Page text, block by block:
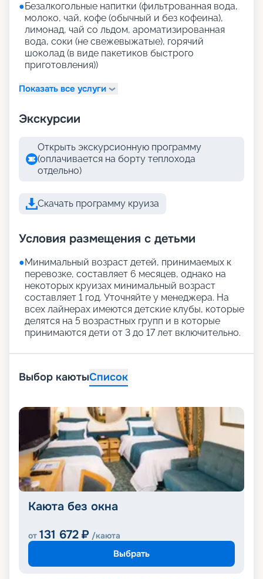
●Безалкогольные напитки (фильтрованная вода,
молоко, чай, кофе (обычный и без кофеина),
лимонад, чай со льдом, ароматизированная
вода, соки (не свежевыжатые), горячий
шоколад (в виде пакетиков быстрого
приготовления))
Показать все услуги
Экскурсии
Открыть экскурсионную программу
(оплачивается на борту теплохода
отдельно)
Скачать программу круиза
Условия размещения с детьми
●Минимальный возраст детей, принимаемых к
перевозке, составляет 6 месяцев, однако на
некоторых круизах минимальный возраст
составляет 1 год. Уточняйте у менеджера. На
всех лайнерах имеются детские клубы, которые
делятся на 5 возрастных групп и в которые
принимаются дети от 3 до 17 лет включительно.
Выбор каютыСписок
Каюта без окна
от 131 672 ₽ /каюта
Выбрать